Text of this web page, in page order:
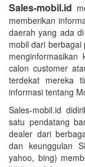
Sales-mobil.id
memberikan
daerah yang ada
mobil dari
calon customer
terdekat mereka
informasi tentang
Sales-mobil.id
satu pendatang
dealer dari
dan keunggulan
yahoo, bing)